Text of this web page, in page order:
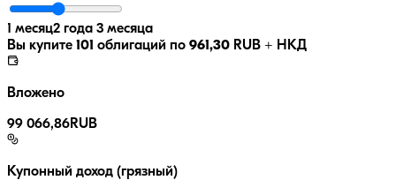
1 месяц2 года 3 месяца
Вы купите 101 облигаций по 961,30 RUB + НКД
Вложено
99 066,86RUB
Купонный доход (грязный)